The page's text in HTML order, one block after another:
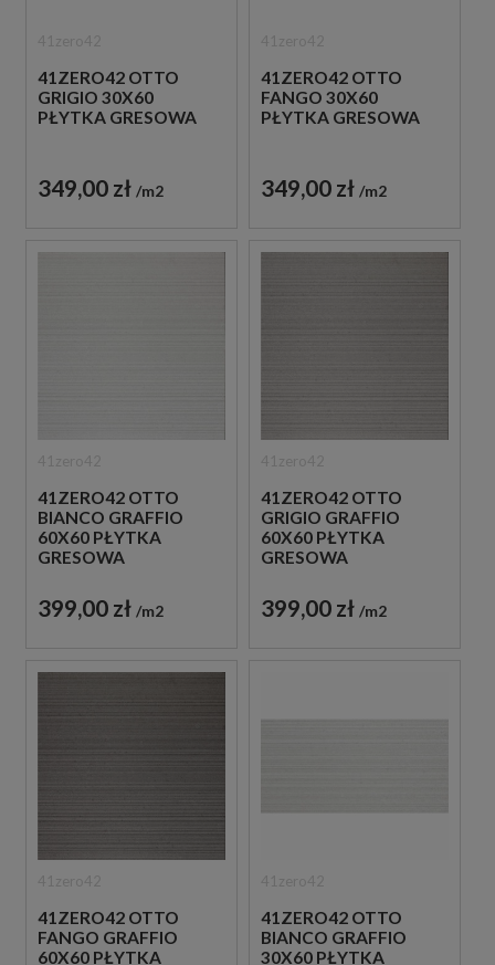
41ZERO42 OTTO
GRIGIO 30X60
PŁYTKA GRESOWA
349,00 zł m2
41ZERO42 OTTO
FANGO 30X60
PŁYTKA GRESOWA
349,00 zł m2
41ZERO42 OTTO
BIANCO GRAFFIO
60X60 PŁYTKA
GRESOWA
399,00 zł m2
41ZERO42 OTTO
GRIGIO GRAFFIO
60X60 PŁYTKA
GRESOWA
399,00 zł m2
41ZERO42 OTTO
FANGO GRAFFIO
60X60 PŁYTKA
41ZERO42 OTTO
BIANCO GRAFFIO
30X60 PŁYTKA